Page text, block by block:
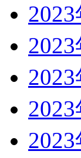
2023
2023
2023
2023
2023